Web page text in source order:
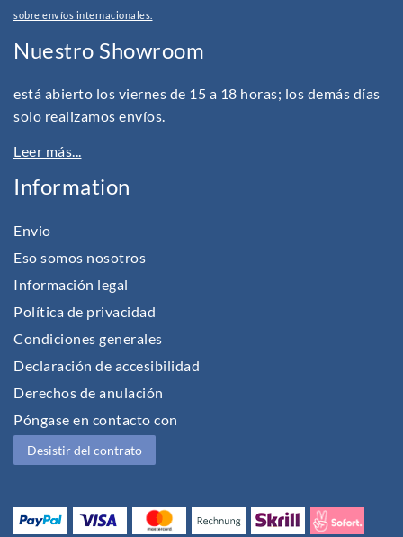
sobre envíos internacionales.
Nuestro Showroom
está abierto los viernes de 15 a 18 horas; los demás días
solo realizamos envíos.
Leer más...
Information
Envio
Eso somos nosotros
Información legal
Política de privacidad
Condiciones generales
Declaración de accesibilidad
Derechos de anulación
Póngase en contacto con
Desistir del contrato